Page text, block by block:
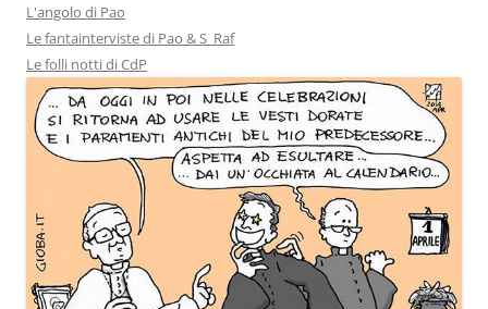
L'angolo di Pao
Le fantainterviste di Pao & S_Raf
Le folli notti di CdP